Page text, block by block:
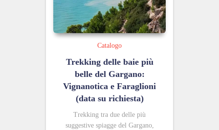
Catalogo
Trekking delle baie più
belle del Gargano:
Vignanotica e Faraglioni
(data su richiesta)
Trekking tra due delle più
suggestive spiagge del Gargano,